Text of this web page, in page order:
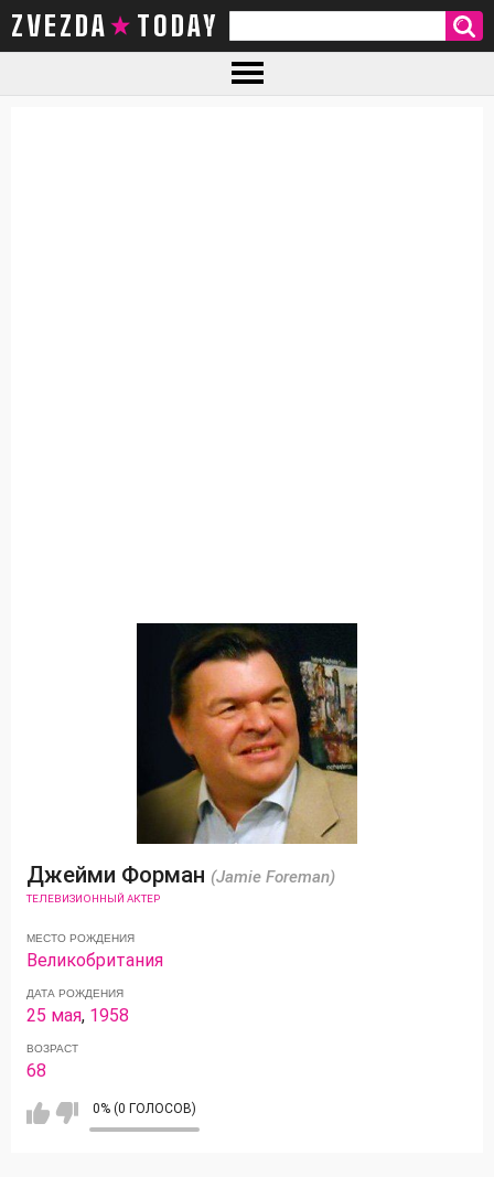
ZVEZDA TODAY
Джейми Форман (Jamie Foreman)
ТЕЛЕВИЗИОННЫЙ АКТЕР
МЕСТО РОЖДЕНИЯ
Великобритания
ДАТА РОЖДЕНИЯ
25 мая, 1958
ВОЗРАСТ
68
0% (0 ГОЛОСОВ)